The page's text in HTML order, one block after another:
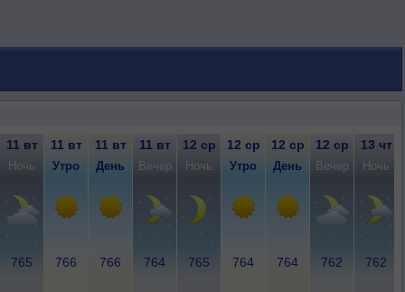
11 вт 11 вт 11 вт 11 вт 12 ср 12 ср 12 ср 12 ср 13 чт
Ночь Утро День Вечер Ночь Утро День Вечер Ночь
765 766 766 764 765 764 764 762 762